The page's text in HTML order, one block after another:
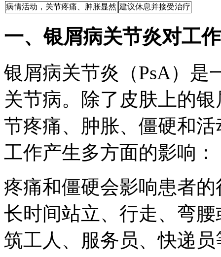
病情活动，关节疼痛、肿胀显然 建议休息并接受治疗
一、银屑病关节炎对工
银屑病关节炎（PsA）是
关节病。除了皮肤上的
节疼痛、肿胀、僵硬和
工作产生多方面的影响：
疼痛和僵硬会影响患者
长时间站立、行走、弯
筑工人、服务员、快递